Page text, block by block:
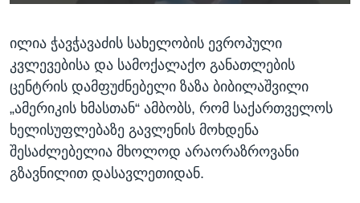
ილია ჭავჭავაძის სახელობის ევროპული
კვლევებისა და სამოქალაქო განათლების
ცენტრის დამფუძნებელი ზაზა ბიბილაშვილი
„ამერიკის ხმასთან“ ამბობს, რომ საქართველოს
ხელისუფლებაზე გავლენის მოხდენა
შესაძლებელია მხოლოდ არაორაზროვანი
გზავნილით დასავლეთიდან.